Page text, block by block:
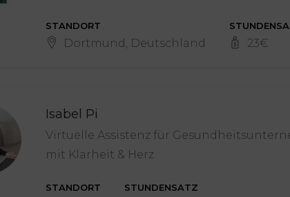
STANDORT
Dortmund, Deutschland 23€
Isabel Pi
Virtuelle Assistenz für
mit Klarheit & Herz
STANDORT STUNDENSATZ